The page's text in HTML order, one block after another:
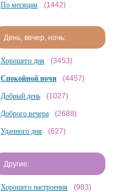
По месяцам (1442)
День, вечер, ночь:
Хорошего дня (3453)
Спокойной ночи (4457)
Добрый день (1027)
Доброго вечера (2688)
Удачного дня (627)
Другие:
Хорошего настроения (983)